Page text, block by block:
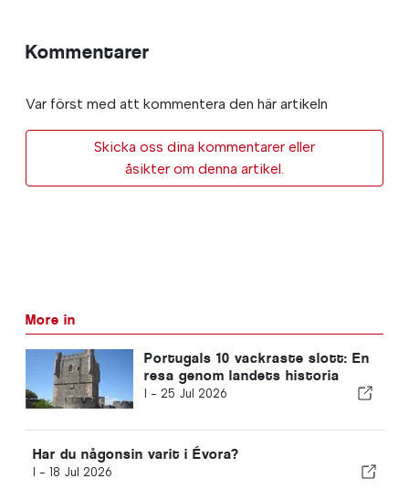
Kommentarer
Var först med att kommentera den här artikeln
Skicka oss dina kommentarer eller
åsikter om denna artikel.
More in
Portugals 10 vackraste slott: En
resa genom landets historia
I - 25 Jul 2026
Har du någonsin varit i Évora?
I - 18 Jul 2026